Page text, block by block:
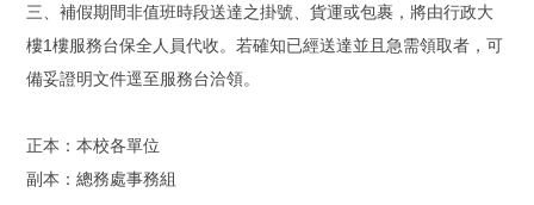
三、補假期間非值班時段送達之掛號、貨運或包裹，將由行政大
樓1樓服務台保全人員代收。若確知已經送達並且急需領取者，可
備妥證明文件逕至服務台洽領。
正本：本校各單位
副本：總務處事務組